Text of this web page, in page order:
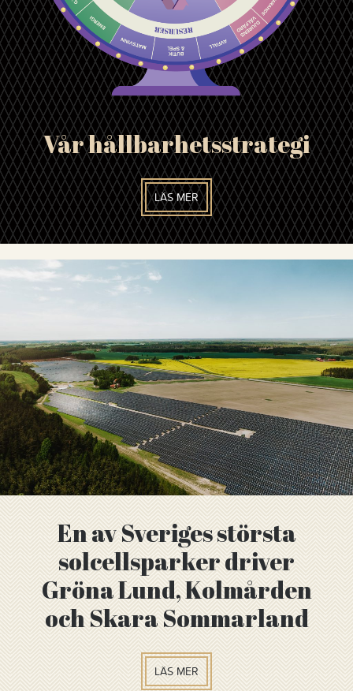
Vår hållbarhetsstrategi
LÄS MER
En av Sveriges största
solcellsparker driver
Gröna Lund, Kolmården
och Skara Sommarland
LÄS MER